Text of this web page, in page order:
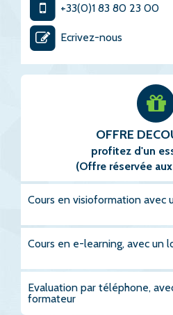
+33(0)1 83 80 23 00
Ecrivez-nous
OFFRE
profitez d'un
(Offre réservée
Cours en visioformation avec
Cours en e-learning, avec un
Evaluation par téléphone,
formateur